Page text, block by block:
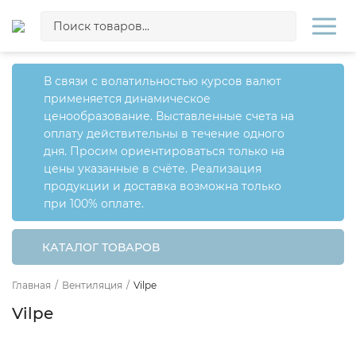
В связи с волатильностью курсов валют
применяется динамическое
ценообразование. Выставленные счета на
оплату действительны в течение одного
дня. Просим ориентироваться только на
цены указанные в счёте. Реализация
продукции и доставка возможна только
при 100% оплате.
КАТАЛОГ ТОВАРОВ
Главная / Вентиляция / Vilpe
Vilpe